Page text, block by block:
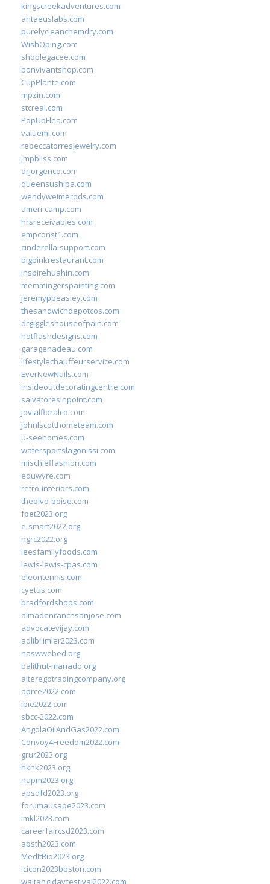
kingscreekadventures.com
antaeuslabs.com
purelycleanchemdry.com
WishOping.com
shoplegacee.com
bonvivantshop.com
CupPlante.com
mpzin.com
stcreal.com
PopUpFlea.com
valueml.com
rebeccatorresjewelry.com
jmpbliss.com
drjorgerico.com
queensushipa.com
wendyweimerdds.com
ameri-camp.com
hrsreceivables.com
empconst1.com
cinderella-support.com
bigpinkrestaurant.com
inspirehuahin.com
memmingerspainting.com
jeremypbeasley.com
thesandwichdepotcos.com
drgiggleshouseofpain.com
hotflashdesigns.com
garagenadeau.com
lifestylechauffeurservice.com
EverNewNails.com
insideoutdecoratingcentre.com
salvatoresinpoint.com
jovialfloralco.com
johnlscotthometeam.com
u-seehomes.com
watersportslagonissi.com
mischieffashion.com
eduwyre.com
retro-interiors.com
theblvd-boise.com
fpet2023.org
e-smart2022.org
ngrc2022.org
leesfamilyfoods.com
lewis-lewis-cpas.com
eleontennis.com
cyetus.com
bradfordshops.com
almadenranchsanjose.com
advocatevijay.com
adlibilimler2023.com
naswwebed.org
balithut-manado.org
alteregotradingcompany.org
aprce2022.com
ibie2022.com
sbcc-2022.com
AngolaOilAndGas2022.com
Convoy4Freedom2022.com
grur2023.org
hkhk2023.org
napm2023.org
apsdfd2023.org
forumausape2023.com
imkl2023.com
careerfaircsd2023.com
apsth2023.com
MedItRio2023.org
lcicon2023boston.com